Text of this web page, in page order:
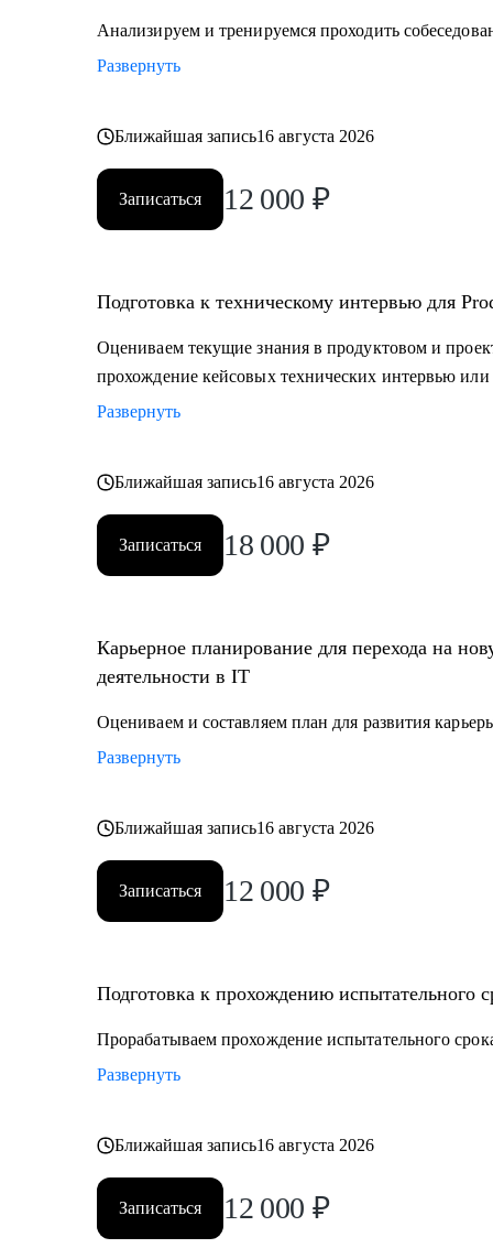
Анализируем и тренируемся проходить
Развернуть
Ближайшая запись16 августа 2026
Записаться 12 000 ₽
Подготовка к техническому интервью для
Оцениваем текущие знания в продуктовом и
прохождение кейсовых технических интервью или
Развернуть
Ближайшая запись16 августа 2026
Записаться 18 000 ₽
Карьерное планирование для перехода на
деятельности в IT
Оцениваем и составляем план для развития
Развернуть
Ближайшая запись16 августа 2026
Записаться 12 000 ₽
Подготовка к прохождению испытательного
Прорабатываем прохождение испытательного
Развернуть
Ближайшая запись16 августа 2026
Записаться 12 000 ₽